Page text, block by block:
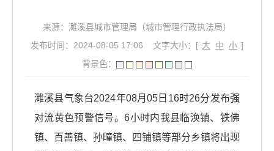
来源：濉溪县城市管理局（城市管理行政执法局）
发布时间：2024-08-05 17:06
文字大小：[ 大 中 小 ]
背景色：
濉溪县气象台2024年08月05日16时26分发布强
对流黄色预警信号。6小时内我县临涣镇、铁佛
镇、百善镇、孙疃镇、四铺镇等部分乡镇将出现